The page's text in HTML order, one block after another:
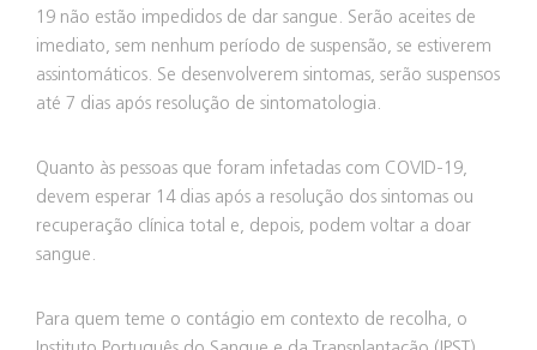
19 não estão impedidos de dar sangue. Serão aceites de
imediato, sem nenhum período de suspensão, se estiverem
assintomáticos. Se desenvolverem sintomas, serão suspensos
até 7 dias após resolução de sintomatologia.
Quanto às pessoas que foram infetadas com COVID-19,
devem esperar 14 dias após a resolução dos sintomas ou
recuperação clínica total e, depois, podem voltar a doar
sangue.
Para quem teme o contágio em contexto de recolha, o